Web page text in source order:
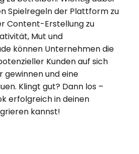
Spielregeln der Plattform zu
Content-Erstellung zu
Mut und
können Unternehmen die
Kunden auf sich
gewinnen und eine
Klingt gut? Dann los –
erfolgreich in deinen
kannst!